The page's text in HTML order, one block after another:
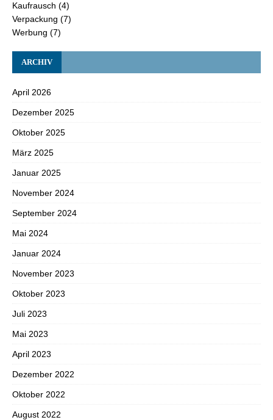
Kaufrausch (4)
Verpackung (7)
Werbung (7)
ARCHIV
April 2026
Dezember 2025
Oktober 2025
März 2025
Januar 2025
November 2024
September 2024
Mai 2024
Januar 2024
November 2023
Oktober 2023
Juli 2023
Mai 2023
April 2023
Dezember 2022
Oktober 2022
August 2022